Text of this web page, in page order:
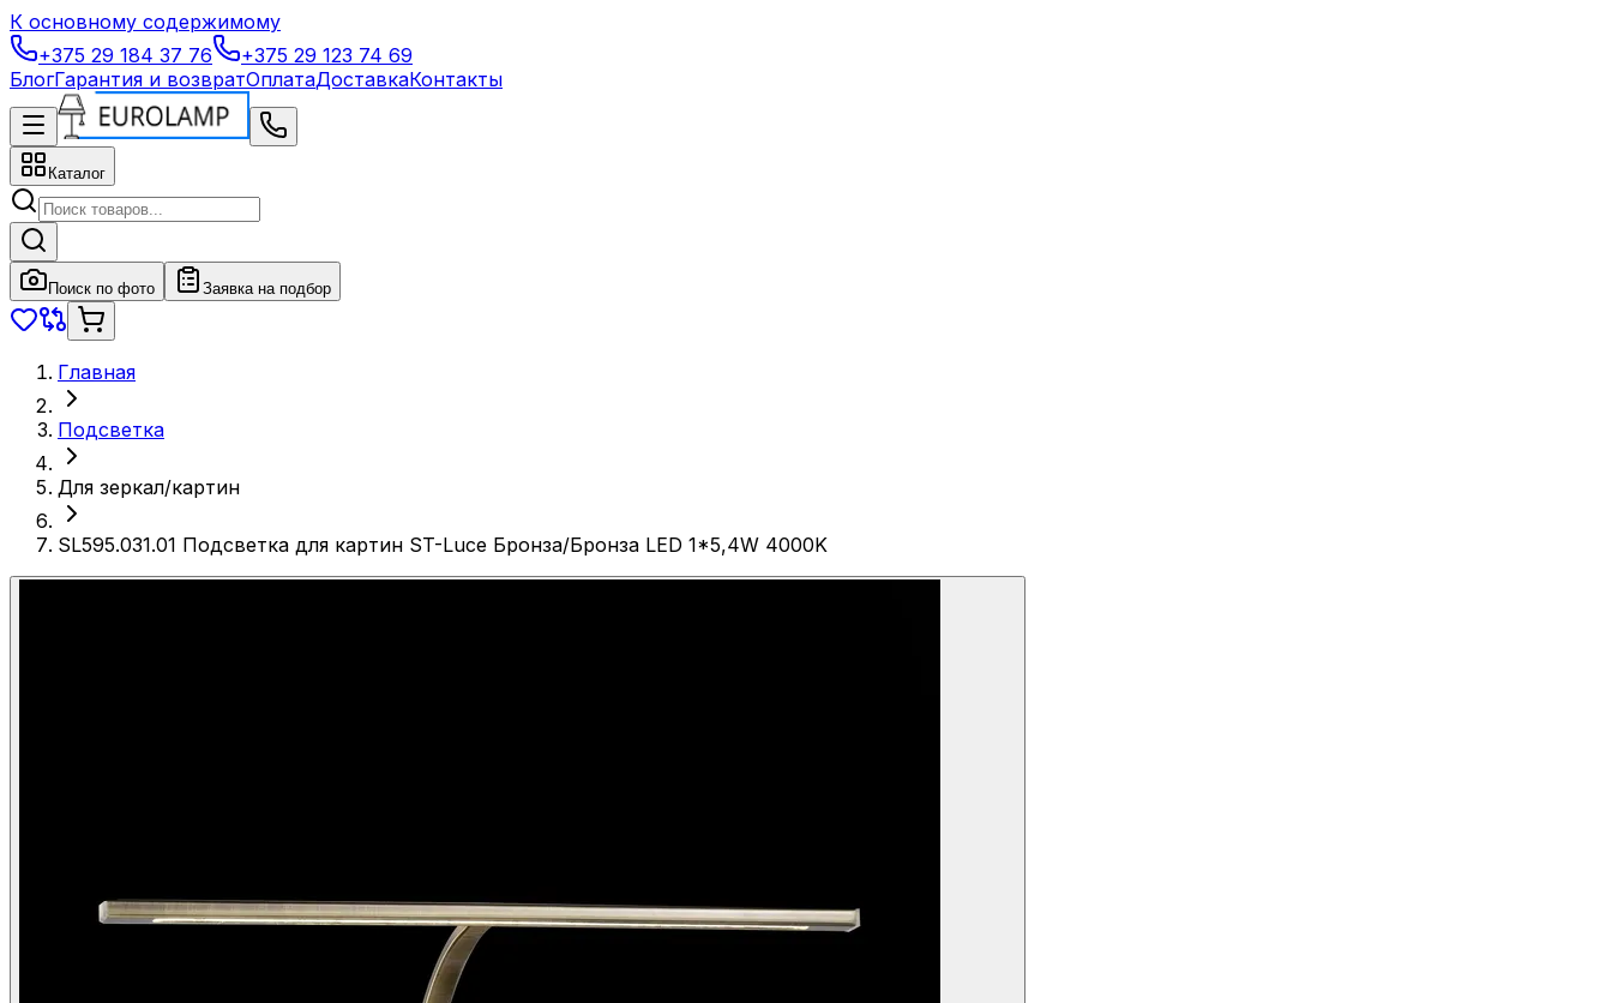
К основному содержимому
+375 29 184 37 76
+375 29 123 74 69
БлогГарантия и возвратОплатаДоставкаКонтакты
Каталог
Поиск по фото Заявка на подбор
Главная
Подсветка
Для зеркал/картин
SL595.031.01 Подсветка для картин ST-Luce Бронза/Бронза LED 1*5,4W 4000K